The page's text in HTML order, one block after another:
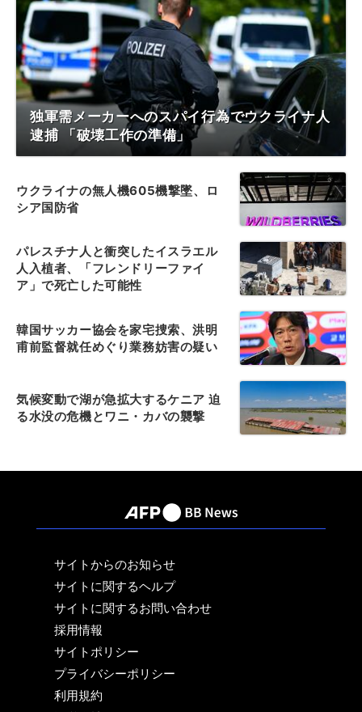
独軍需メーカーへのスパイ行為でウクライナ人
逮捕 「破壊工作の準備」
ウクライナの無人機605機撃墜、ロ
シア国防省
パレスチナ人と衝突したイスラエル
人入植者、「フレンドリーファイ
ア」で死亡した可能性
韓国サッカー協会を家宅捜索、洪明
甫前監督就任めぐり業務妨害の疑い
気候変動で湖が急拡大するケニア 迫
る水没の危機とワニ・カバの襲撃
サイトからのお知らせ
サイトに関するヘルプ
サイトに関するお問い合わせ
採用情報
サイトポリシー
プライバシーポリシー
利用規約